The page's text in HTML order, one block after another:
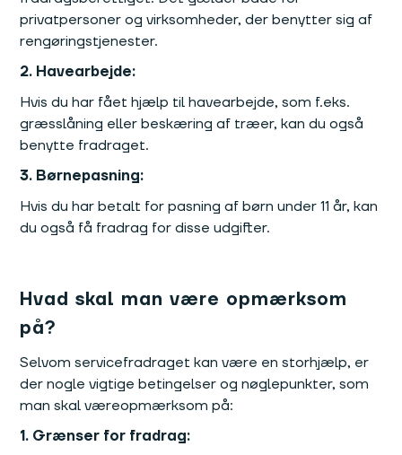
privatpersoner og virksomheder, der benytter sig af
rengøringstjenester.
2. Havearbejde:
Hvis du har fået hjælp til havearbejde, som f.eks.
græsslåning eller beskæring af træer, kan du også
benytte fradraget.
3. Børnepasning:
Hvis du har betalt for pasning af børn under 11 år, kan
du også få fradrag for disse udgifter.
Hvad skal man være opmærksom
på?
Selvom servicefradraget kan være en storhjælp, er
der nogle vigtige betingelser og nøglepunkter, som
man skal væreopmærksom på:
1. Grænser for fradrag: